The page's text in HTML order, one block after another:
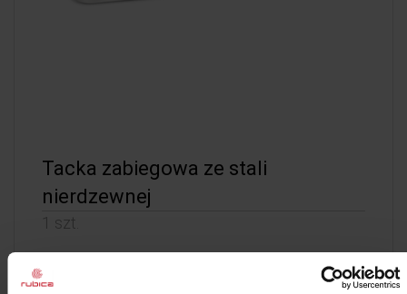
Tacka zabiegowa ze stali
nierdzewnej
1 szt.
Poj: ml